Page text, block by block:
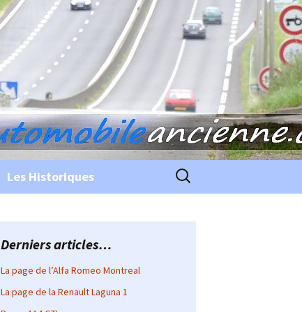
Les Historiques Rechercher :
Derniers articles…
La page de l’Alfa Romeo Montreal
La page de la Renault Laguna 1